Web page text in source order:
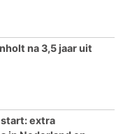
na 3,5 jaar uit
extra